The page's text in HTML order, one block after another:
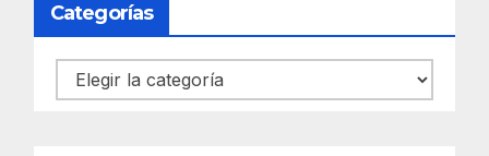
Categorías
Categorías